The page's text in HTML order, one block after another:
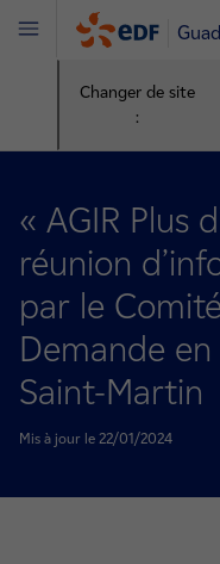
Changer de site
:
Menu
« AGIR Plus
réunion
par le
Demande
Saint-Martin
Mis à jour le 22/01/2024